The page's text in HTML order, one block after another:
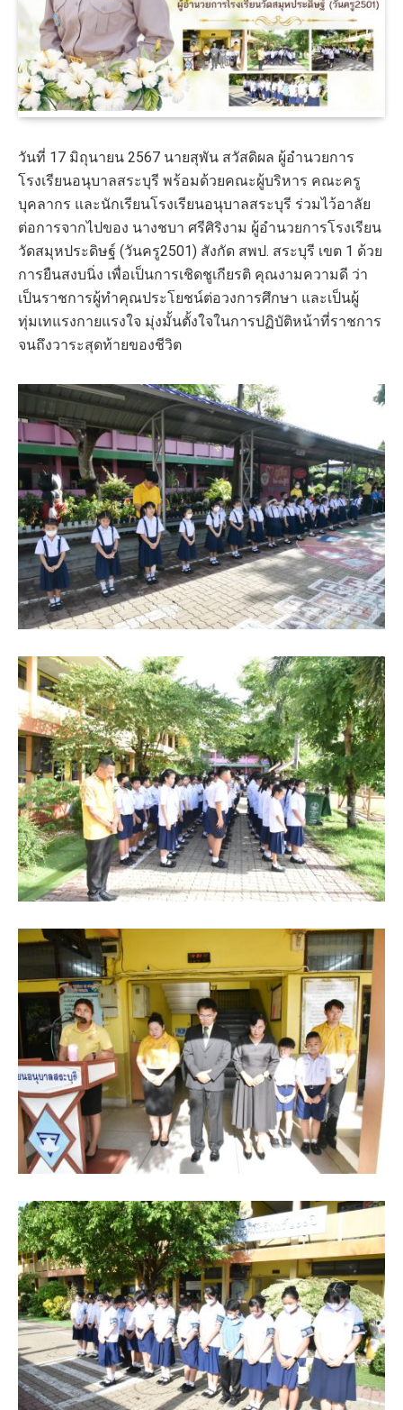
วันที่ 17 มิถุนายน 2567 นายสุพัน สวัสดิผล ผู้อำนวยการ
โรงเรียนอนุบาลสระบุรี พร้อมด้วยคณะผู้บริหาร คณะครู
บุคลากร และนักเรียนโรงเรียนอนุบาลสระบุรี ร่วมไว้อาลัย
ต่อการจากไปของ นางชบา ศรีศิริงาม ผู้อำนวยการโรงเรียน
วัดสมุหประดิษฐ์ (วันครู2501) สังกัด สพป. สระบุรี เขต 1 ด้วย
การยืนสงบนิ่ง เพื่อเป็นการเชิดชูเกียรติ คุณงามความดี ว่า
เป็นราชการผู้ทำคุณประโยชน์ต่อวงการศึกษา และเป็นผู้
ทุ่มเทแรงกายแรงใจ มุ่งมั้นตั้งใจในการปฏิบัติหน้าที่ราชการ
จนถึงวาระสุดท้ายของชีวิต